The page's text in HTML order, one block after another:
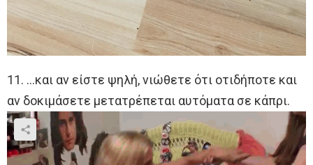
11. …και αν είστε ψηλή, νιώθετε ότι οτιδήποτε και
αν δοκιμάσετε μετατρέπεται αυτόματα σε κάπρι.